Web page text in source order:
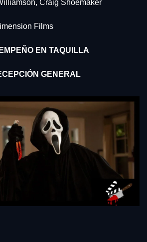
Craig Shoemaker
Films
EN TAQUILLA
GENERAL